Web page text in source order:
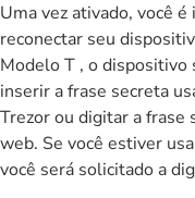
Uma vez ativado, você
reconectar seu
Modelo T , o dispositivo
inserir a frase secreta
Trezor ou digitar a frase
web. Se você estiver
você será solicitado a